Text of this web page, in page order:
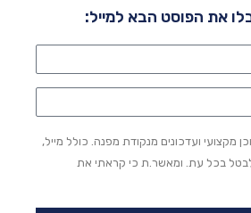
את הפוסט הבא למייל:
מקצועי ועדכונים מנקודת מפנה. כולל מייל,
בכל עת. ומאשר.ת כי קראתי את